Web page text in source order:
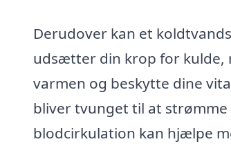
Derudover kan et
udsætter din krop for kulde,
varmen og beskytte dine
bliver tvunget til at
blodcirkulation kan hjælpe